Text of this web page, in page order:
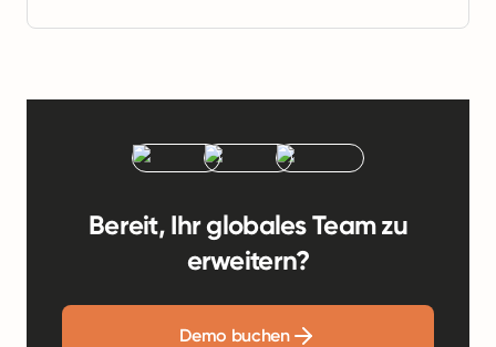
Bereit, Ihr globales Team zu
erweitern?
Demo buchen